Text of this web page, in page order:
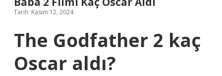
Tarih: Kasım 12, 2024
The Godfather 2 kaç
Oscar aldı?